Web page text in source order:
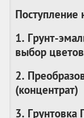
Поступление
1. Грунт-
выбор цветов
2.
(концентрат)
3.